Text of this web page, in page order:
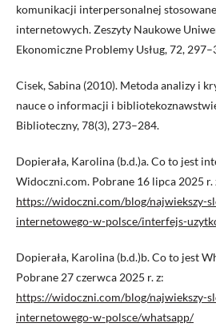
komunikacji interpersonalnej
internetowych. Zeszyty Naukowe
Ekonomiczne Problemy Usług, 72,
Cisek, Sabina (2010). Metoda analizy i
nauce o informacji i
Biblioteczny, 78(3), 273–284.
Dopierała, Karolina (b.d.)a. Co to jest
Widoczni.com. Pobrane 16 lipca 2025 r.
https://widoczni.com/blog/najwiekszy-
internetowego-w-polsce/interfejs-
Dopierała, Karolina (b.d.)b. Co to jest
Pobrane 27 czerwca 2025 r. z:
https://widoczni.com/blog/najwiekszy-
internetowego-w-polsce/whatsapp/